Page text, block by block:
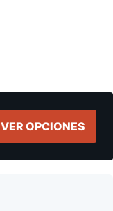
VER OPCIONES